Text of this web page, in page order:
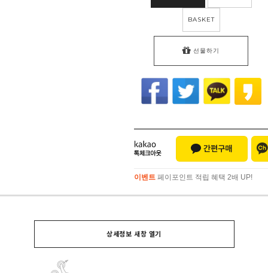
BASKET
선물하기
이벤트 페이포인트 적립 혜택 2배 UP!
이벤트페이포인트 적립 혜택 2배 UP!
상세정보 새창 열기